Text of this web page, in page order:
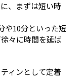
、まずは短い時
や10分といった短
々に時間を延ば
ィンとして定着